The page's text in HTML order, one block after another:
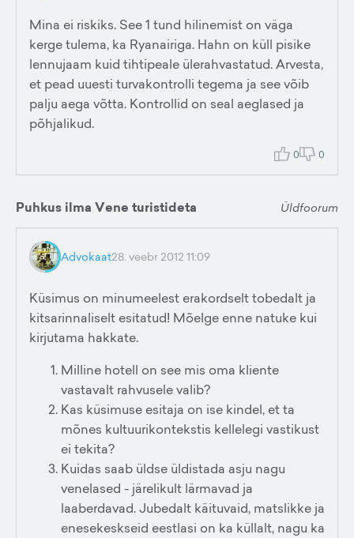
Mina ei riskiks. See 1 tund hilinemist on väga
kerge tulema, ka Ryanairiga. Hahn on küll pisike
lennujaam kuid tihtipeale ülerahvastatud. Arvesta,
et pead uuesti turvakontrolli tegema ja see võib
palju aega võtta. Kontrollid on seal aeglased ja
põhjalikud.
0 0
Puhkus ilma Vene turistideta Üldfoorum
Advokaat28. veebr 2012 11:09
Küsimus on minumeelest erakordselt tobedalt ja
kitsarinnaliselt esitatud! Mõelge enne natuke kui
kirjutama hakkate.
Milline hotell on see mis oma kliente
vastavalt rahvusele valib?
Kas küsimuse esitaja on ise kindel, et ta
mõnes kultuurikontekstis kellelegi vastikust
ei tekita?
Kuidas saab üldse üldistada asju nagu
venelased - järelikult lärmavad ja
laaberdavad. Jubedalt käituvaid, matslikke ja
enesekeskseid eestlasi on ka küllalt, nagu ka